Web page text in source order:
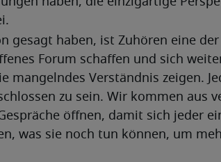
gesagt haben, ist Zuhören eine
Forum schaffen und sich
mangelndes Verständnis zeigen.
zu sein. Wir kommen aus
öffnen, damit sich jeder
was sie noch tun können, um